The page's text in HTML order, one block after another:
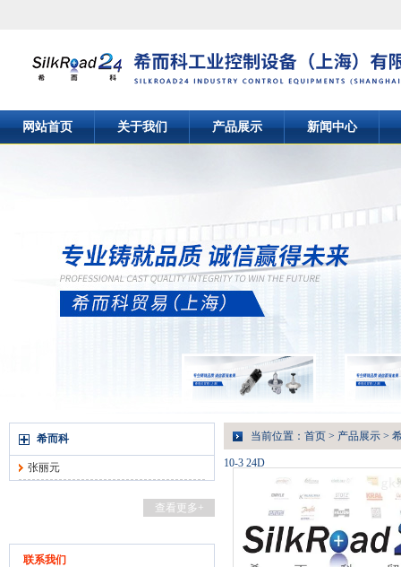
网站首页 关于我们 产品展示 新闻中心
希而科
张丽元
查看更多+
联系我们
当前位置： 首页 > 产品展示 >
10-3 24D